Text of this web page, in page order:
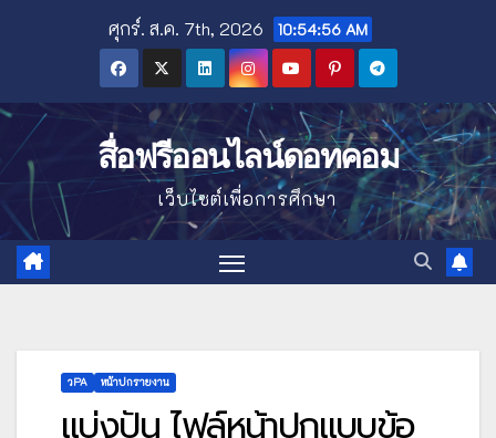
ศุกร์. ส.ค. 7th, 2026 10:54:58 AM
สื่อฟรีออนไลน์ดอทคอม
เว็บไซต์เพื่อการศึกษา
วPA หน้าปกรายงาน
แบ่งปัน ไฟล์หน้าปกแบบข้อ